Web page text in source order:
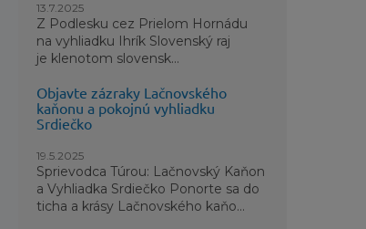
13.7.2025
Z Podlesku cez Prielom Hornádu
na vyhliadku Ihrík Slovenský raj
je klenotom slovensk...
Objavte zázraky Lačnovského
kaňonu a pokojnú vyhliadku
Srdiečko
19.5.2025
Sprievodca Túrou: Lačnovský Kaňon
a Vyhliadka Srdiečko Ponorte sa do
ticha a krásy Lačnovského kaňo...